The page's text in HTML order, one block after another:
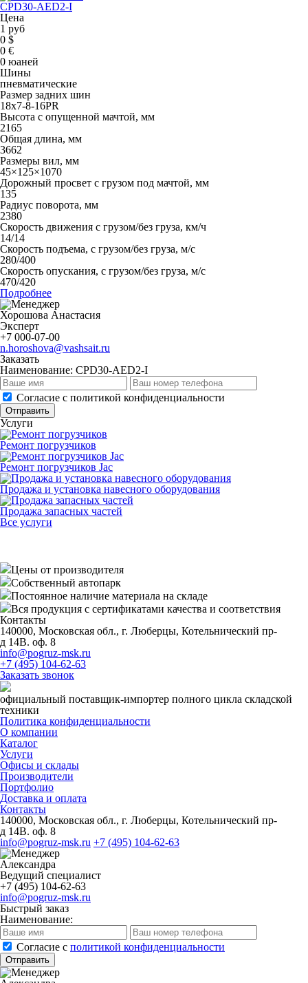
CPD30-AED2-I
Цена
1 руб
0 $
0 €
0 юаней
Шины
пневматические
Размер задних шин
18x7-8-16PR
Высота с опущенной мачтой, мм
2165
Общая длина, мм
3662
Размеры вил, мм
45×125×1070
Дорожный просвет с грузом под мачтой, мм
135
Радиус поворота, мм
2380
Скорость движения с грузом/без груза, км/ч
14/14
Скорость подъема, с грузом/без груза, м/с
280/400
Скорость опускания, с грузом/без груза, м/с
470/420
Подробнее
Хорошова Анастасия
Эксперт
+7 000-07-00
n.horoshova@vashsait.ru
Заказать
Наименование: CPD30-AED2-I
Cогласие с политикой конфиденциальности
Отправить
Услуги
Ремонт погрузчиков
Ремонт погрузчиков Jac
Продажа и установка навесного оборудования
Продажа запасных частей
Все услуги
Цены от производителя
Собственный автопарк
Постоянное наличие материала на складе
Вся продукция с сертификатами качества и соответствия
Контакты
140000, Московская обл., г. Люберцы, Котельнический пр-
д 14В. оф. 8
info@pogruz-msk.ru
+7 (495) 104-62-63
Заказать звонок
официальный поставщик-импортер полного цикла складской
техники
Политика конфиденциальности
О компании
Каталог
Услуги
Офисы и склады
Производители
Портфолио
Доставка и оплата
Контакты
140000, Московская обл., г. Люберцы, Котельнический пр-
д 14В. оф. 8
info@pogruz-msk.ru +7 (495) 104-62-63
Александра
Ведущий специалист
+7 (495) 104-62-63
info@pogruz-msk.ru
Быстрый заказ
Наименование:
Cогласие с политикой конфиденциальности
Отправить